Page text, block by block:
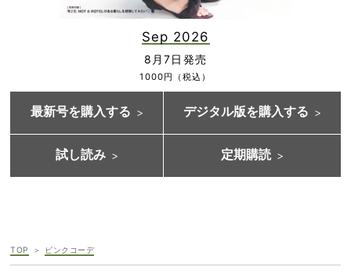
Sep 2026
8月7日発売
1000円（税込）
最新号を購入する デジタル版を購入する
試し読み 定期購読
TOP ピンクコーデ